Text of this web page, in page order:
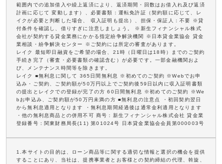
範囲内での追加借入や繰上返済により、返済期間・回数はお借入れ及び返済
計画に応じて 変動します）、必要書類：運転免許証（契約額に応じて、レ
イクが必要と判断した場合、 収入証明も提出）、担保・保証人：不要 ※貸
付条件を確認し、借りすぎに注意しましょう。 ※新生フィナンシャル株式
会社が契約する貸金業務にかかる指定紛争解決機関 ※日本貸金業協会 貸金
業相談・紛争解決センター ※ご契約には所定の審査があります。
レイク 最短即日融資をご希望の場合、21時（日曜日は18時）までのご契約
手続き完了（審査・必要書類の確認含む）が必要です。一部金融機関およ
び、メンテナンス時間等を除きます。
レイク ■無利息に関して 365日間無利息 ※初めてのご契約 ※Webでお申
込み・ご契約、ご契約額が50万円以上でご契約後59日以内に収入証明書類
の提出とレイクでの登録が完了の方 60日間無利息 ※初めてのご契約 ※We
bお申込み、ご契約額が50万円未満の方 ■無利息の注意点 ・初回契約翌日
から無利息適用となります ・無利息期間経過後は通常金利適用となります
・他の無利息商品との併用不可 商号：新生フィナンシャル株式会社 貸金業
登録番号：関東財務局長(11) 第01024号 日本貸金業協会会員第000003号
1.本サイトの目的は、ローン商品等に関する適切な情報と選択の機会を提供
することにあり、当社は、提携事業者とお客様との契約締結の代理、斡旋、